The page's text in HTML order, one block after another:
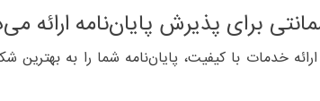
خدمات با کیفیت، پایان‌نامه شما را به بهترین